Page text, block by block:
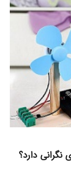
نگرانی دارد؟